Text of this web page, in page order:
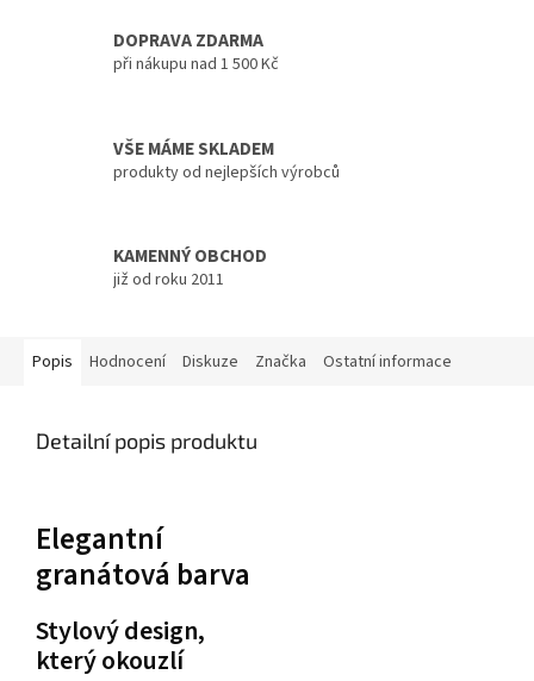
DOPRAVA ZDARMA
při nákupu nad 1 500 Kč
VŠE MÁME SKLADEM
produkty od nejlepších výrobců
KAMENNÝ OBCHOD
již od roku 2011
Popis Hodnocení Diskuze Značka Ostatní informace
Detailní popis produktu
Elegantní
granátová barva
Stylový design,
který okouzlí